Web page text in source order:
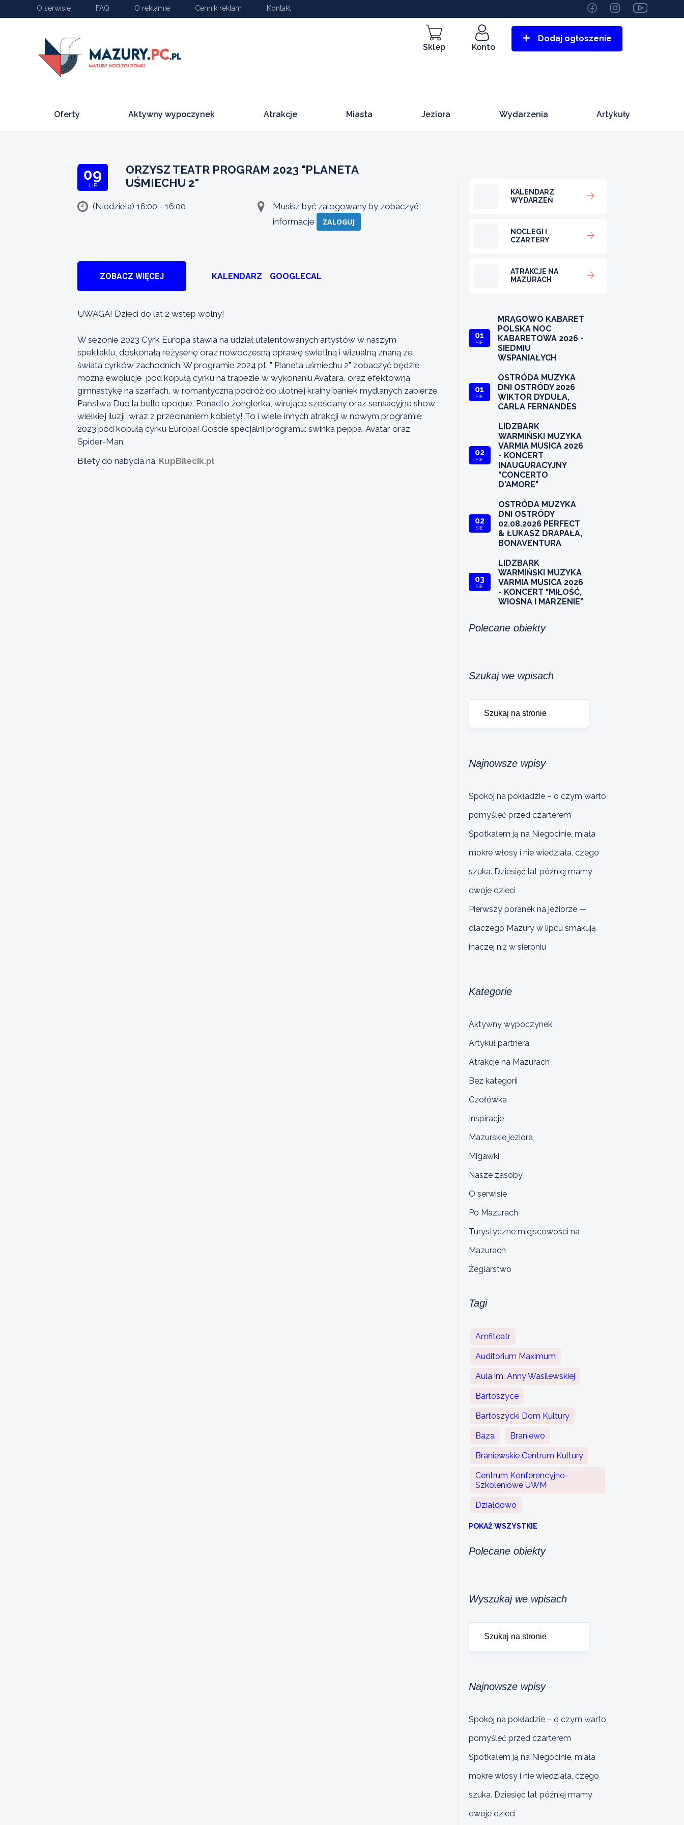
O serwisie FAQ O reklamie Cennik reklam Kontakt
Sklep Konto
Dodaj ogłoszenie
Oferty Aktywny wypoczynek Atrakcje Miasta Jeziora Wydarzenia Artykuły
09
LIP
ORZYSZ TEATR PROGRAM 2023 "PLANETA
UŚMIECHU 2"
(Niedziela) 16:00 - 16:00
Musisz być zalogowany by zobaczyć
informacje
ZALOGUJ
ZOBACZ WIĘCEJ KALENDARZ GOOGLECAL
UWAGA! Dzieci do lat 2 wstęp wolny!
W sezonie 2023 Cyrk Europa stawia na udział utalentowanych artystów w naszym
spektaklu, doskonałą reżyserię oraz nowoczesną oprawę świetlną i wizualną znaną ze
świata cyrków zachodnich. W programie 2024 pt. " Planeta uśmiechu 2" zobaczyć będzie
można ewolucje pod kopułą cyrku na trapezie w wykonaniu Avatara, oraz efektowną
gimnastykę na szarfach, w romantyczną podróż do ulotnej krainy baniek mydlanych zabierze
Państwa Duo la belle epoque. Ponadto żonglerka, wirujące sześciany oraz sensacyjne show
wielkiej iluzji, wraz z przecinaniem kobiety! To i wiele innych atrakcji w nowym programie
2023 pod kopułą cyrku Europa! Goście specjalni programu: swinka peppa, Avatar oraz
Spider-Man.
Bilety do nabycia na: KupBilecik.pl
KALENDARZ
WYDARZEŃ
NOCLEGI I
CZARTERY
ATRAKCJE NA
MAZURACH
01
SIE
MRĄGOWO KABARET
POLSKA NOC
KABARETOWA 2026 -
SIEDMIU
WSPANIAŁYCH
01
SIE
OSTRÓDA MUZYKA
DNI OSTRÓDY 2026
WIKTOR DYDUŁA,
CARLA FERNANDES
02
SIE
LIDZBARK
WARMIŃSKI MUZYKA
VARMIA MUSICA 2026
- KONCERT
INAUGURACYJNY
"CONCERTO
D'AMORE"
02
SIE
OSTRÓDA MUZYKA
DNI OSTRÓDY
02.08.2026 PERFECT
& ŁUKASZ DRAPAŁA,
BONAVENTURA
03
SIE
LIDZBARK
WARMIŃSKI MUZYKA
VARMIA MUSICA 2026
- KONCERT "MIŁOŚĆ,
WIOSNA I MARZENIE"
Polecane obiekty
Szukaj we wpisach
Najnowsze wpisy
Spokój na pokładzie – o czym warto
pomyśleć przed czarterem
Spotkałem ją na Niegocinie, miała
mokre włosy i nie wiedziała, czego
szuka. Dziesięć lat później mamy
dwoje dzieci
Pierwszy poranek na jeziorze —
dlaczego Mazury w lipcu smakują
inaczej niż w sierpniu
Kategorie
Aktywny wypoczynek
Artykuł partnera
Atrakcje na Mazurach
Bez kategorii
Czołówka
Inspiracje
Mazurskie jeziora
Migawki
Nasze zasoby
O serwisie
Po Mazurach
Turystyczne miejscowości na
Mazurach
Żeglarstwo
Tagi
Amfiteatr
Auditorium Maximum
Aula im. Anny Wasilewskiej
Bartoszyce
Bartoszycki Dom Kultury
Baza Braniewo
Braniewskie Centrum Kultury
Centrum Konferencyjno-
Szkoleniowe UWM
Działdowo
POKAŻ WSZYSTKIE
Polecane obiekty
Wyszukaj we wpisach
Najnowsze wpisy
Spokój na pokładzie – o czym warto
pomyśleć przed czarterem
Spotkałem ją na Niegocinie, miała
mokre włosy i nie wiedziała, czego
szuka. Dziesięć lat później mamy
dwoje dzieci